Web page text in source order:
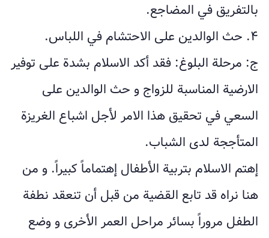
بالتفريق في المضاجع.
۴. حث الوالدين على الاحتشام في اللباس.
ج: مرحلة البلوغ: فقد أكد الاسلام بشدة على توفير
الارضية المناسبة للزواج و حث الوالدين على
السعي في تحقيق هذا الامر لأجل اشباع الغريزة
المتأججة لدى الشباب.
إهتم الاسلام بتربية الأطفال إهتماماً كبيراً. و من
هنا نراه قد تابع القضية من قبل أن تنعقد نطفة
الطفل مروراً بسائر مراحل العمر الأخرى و وضع